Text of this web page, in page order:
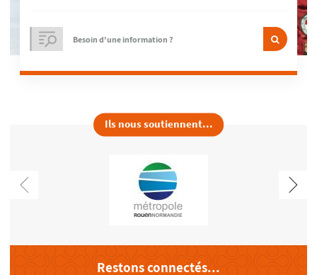
Ils nous soutiennent...
Restons connectés...